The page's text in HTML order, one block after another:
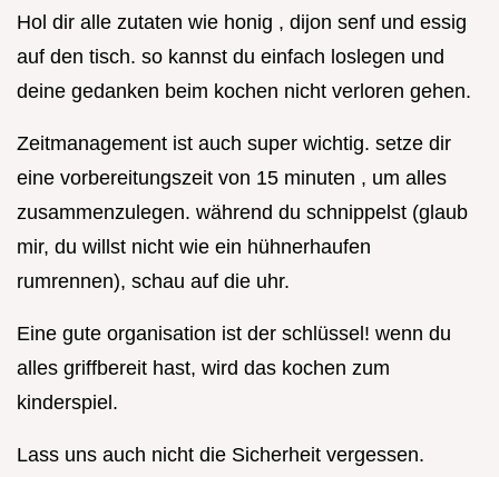
Hol dir alle zutaten wie honig , dijon senf und essig
auf den tisch. so kannst du einfach loslegen und
deine gedanken beim kochen nicht verloren gehen.
Zeitmanagement ist auch super wichtig. setze dir
eine vorbereitungszeit von 15 minuten , um alles
zusammenzulegen. während du schnippelst (glaub
mir, du willst nicht wie ein hühnerhaufen
rumrennen), schau auf die uhr.
Eine gute organisation ist der schlüssel! wenn du
alles griffbereit hast, wird das kochen zum
kinderspiel.
Lass uns auch nicht die Sicherheit vergessen.